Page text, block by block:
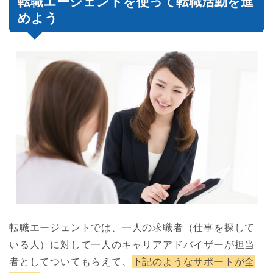
めよう
転職エージェントでは、一人の求職者（仕事を探して
いる人）に対して一人のキャリアアドバイザーが担当
者としてついてもらえて、 下記のようなサポートが全